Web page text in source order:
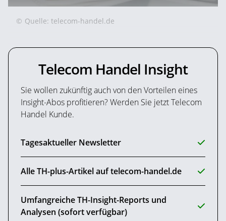
© Quelle: telecom-handel.de
Telecom Handel Insight
Sie wollen zukünftig auch von den Vorteilen eines
Insight-Abos profitieren? Werden Sie jetzt Telecom
Handel Kunde.
Tagesaktueller Newsletter
Alle TH-plus-Artikel auf telecom-handel.de
Umfangreiche TH-Insight-Reports und
Analysen (sofort verfügbar)